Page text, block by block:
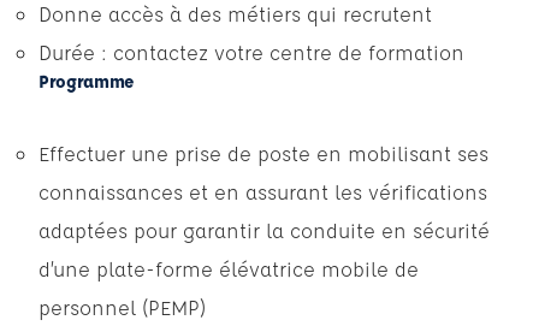
Donne accès à des métiers qui recrutent
Durée : contactez votre centre de formation
Programme
Effectuer une prise de poste en mobilisant ses
connaissances et en assurant les vérifications
adaptées pour garantir la conduite en sécurité
d’une plate-forme élévatrice mobile de
personnel (PEMP)